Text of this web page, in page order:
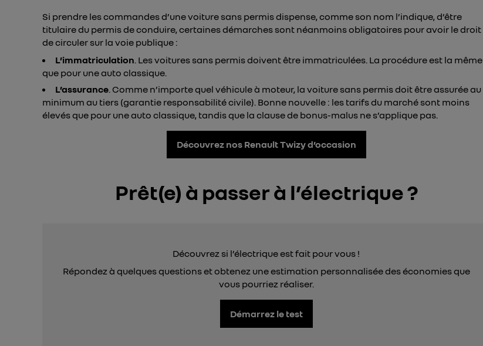
Si prendre les commandes d’une voiture sans permis dispense, comme son nom l’indique, d’être
titulaire du permis de conduire, certaines démarches sont néanmoins obligatoires pour avoir le droit
de circuler sur la voie publique :
L’immatriculation. Les voitures sans permis doivent être immatriculées. La procédure est la même
que pour une auto classique.
L’assurance. Comme n’importe quel véhicule à moteur, la voiture sans permis doit être assurée au
minimum au tiers (garantie responsabilité civile). Bonne nouvelle : les tarifs du marché sont moins
élevés que pour une auto classique, tandis que la clause de bonus-malus ne s’applique pas.
Découvrez nos Renault Twizy d’occasion
Prêt(e) à passer à l’électrique ?
Découvrez si l’électrique est fait pour vous !
Répondez à quelques questions et obtenez une estimation personnalisée des économies que
vous pourriez réaliser.
Démarrez le test